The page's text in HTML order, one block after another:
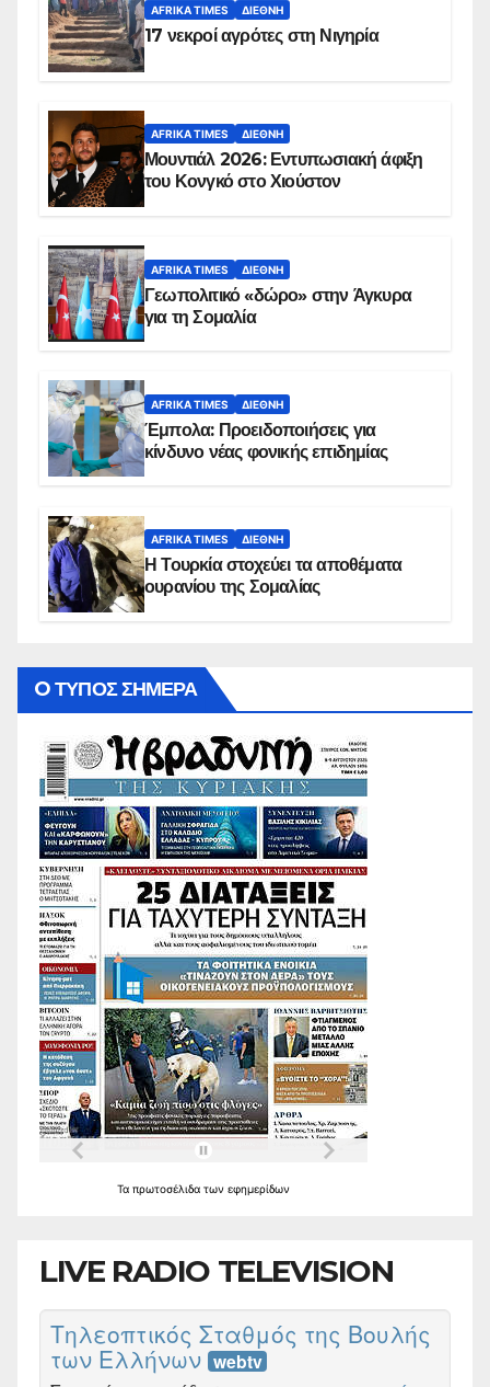
AFRIKA TIMES ΔΙΕΘΝΉ
17 νεκροί αγρότες στη Νιγηρία
AFRIKA TIMES ΔΙΕΘΝΉ
Μουντιάλ 2026: Εντυπωσιακή άφιξη
του Κονγκό στο Χιούστον
AFRIKA TIMES ΔΙΕΘΝΉ
Γεωπολιτικό «δώρο» στην Άγκυρα
για τη Σομαλία
AFRIKA TIMES ΔΙΕΘΝΉ
Έμπολα: Προειδοποιήσεις για
κίνδυνο νέας φονικής επιδημίας
AFRIKA TIMES ΔΙΕΘΝΉ
Η Τουρκία στοχεύει τα αποθέματα
ουρανίου της Σομαλίας
O ΤΥΠΟΣ ΣΗΜΕΡΑ
Τα πρωτοσέλιδα των εφημερίδων
LIVE RADIO TELEVISION